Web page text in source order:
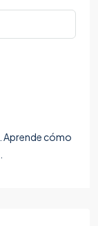
Aprende cómo